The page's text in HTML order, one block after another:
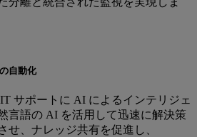
自動化
IT サポートに AI によるインテリジェ
言語の AI を活用して迅速に解決策
せ、ナレッジ共有を促進し、